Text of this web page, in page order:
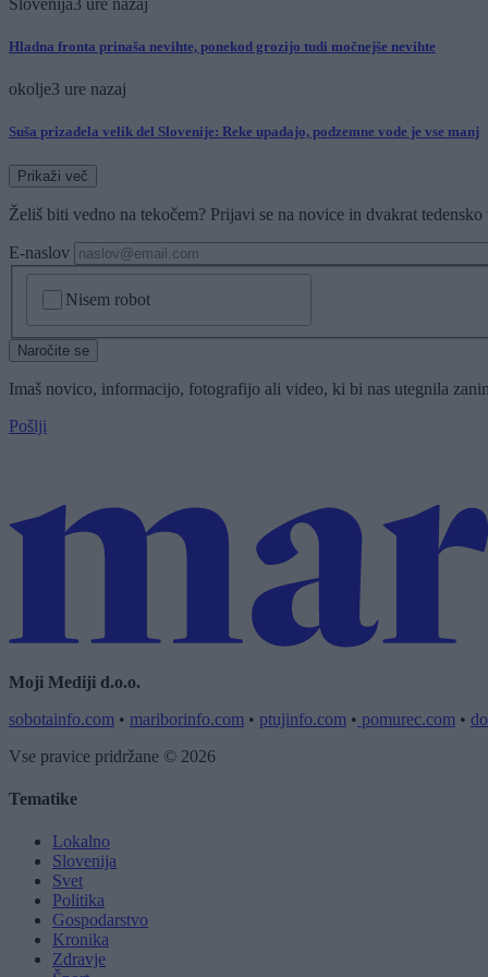
Hladna fronta prinaša nevihte, ponekod grozijo tudi močnejše nevihte
okolje3 ure nazaj
Suša prizadela velik del Slovenije: Reke upadajo, podzemne vode je vse manj
Prikaži več
Želiš biti vedno na tekočem? Prijavi se na novice in dvakrat
E-naslov
Nisem robot
Naročite se
Imaš novico, informacijo, fotografijo ali video, ki bi nas utegnila
Pošlji
Moji Mediji d.o.o.
sobotainfo.com • mariborinfo.com • ptujinfo.com • pomurec.com •
Vse pravice pridržane © 2026
Tematike
Lokalno
Slovenija
Svet
Politika
Gospodarstvo
Kronika
Zdravje